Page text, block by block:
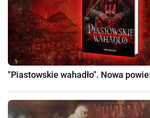
"Piastowskie wahadło". Nowa